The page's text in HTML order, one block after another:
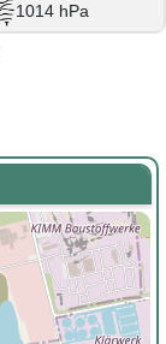
1014 hPa